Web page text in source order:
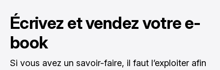
Écrivez et vendez votre e-
book
Si vous avez un savoir-faire, il faut l’exploiter afin